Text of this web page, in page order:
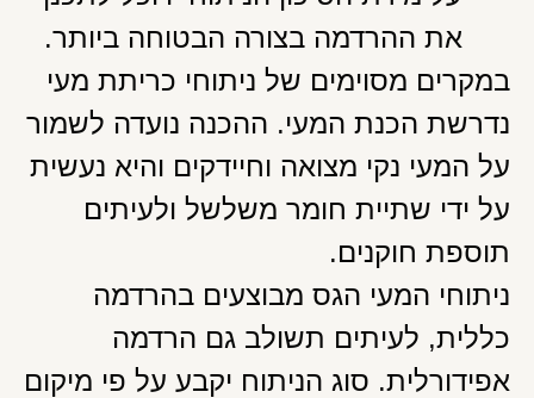
את ההרדמה בצורה הבטוחה ביותר.
במקרים מסוימים של ניתוחי כריתת מעי
נדרשת הכנת המעי. ההכנה נועדה לשמור
על המעי נקי מצואה וחיידקים והיא נעשית
על ידי שתיית חומר משלשל ולעיתים
תוספת חוקנים.
ניתוחי המעי הגס מבוצעים בהרדמה
כללית, לעיתים תשולב גם הרדמה
אפידורלית. סוג הניתוח יקבע על פי מיקום